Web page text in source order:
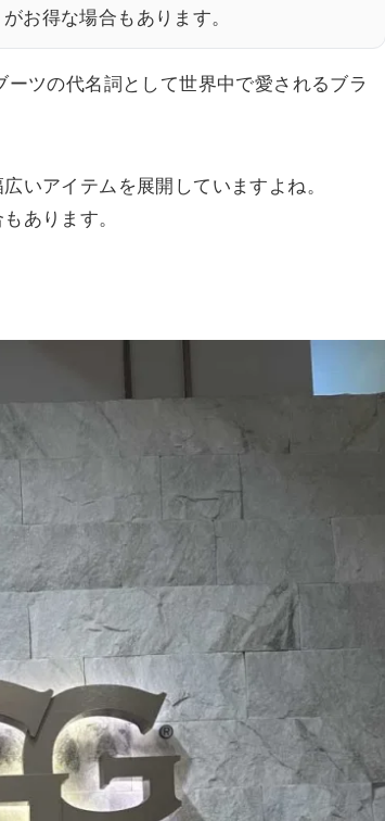
お得な場合もあります。
ツの代名詞として世界中で愛されるブラ
いアイテムを展開していますよね。
あります。